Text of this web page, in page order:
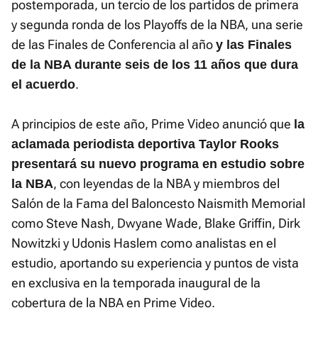
postemporada, un tercio de los partidos de primera
y segunda ronda de los Playoffs de la NBA, una serie
de las Finales de Conferencia al año y las Finales
de la NBA durante seis de los 11 años que dura
el acuerdo.
A principios de este año, Prime Video anunció que la
aclamada periodista deportiva Taylor Rooks
presentará su nuevo programa en estudio sobre
la NBA, con leyendas de la NBA y miembros del
Salón de la Fama del Baloncesto Naismith Memorial
como Steve Nash, Dwyane Wade, Blake Griffin, Dirk
Nowitzki y Udonis Haslem como analistas en el
estudio, aportando su experiencia y puntos de vista
en exclusiva en la temporada inaugural de la
cobertura de la NBA en Prime Video.